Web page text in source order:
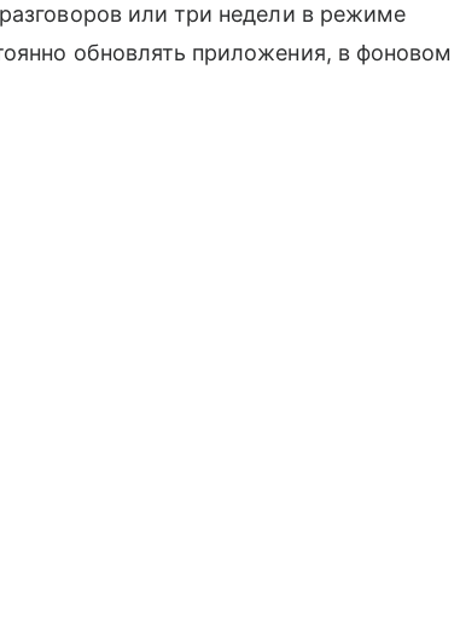
или три недели в режиме
обновлять приложения, в фоновом